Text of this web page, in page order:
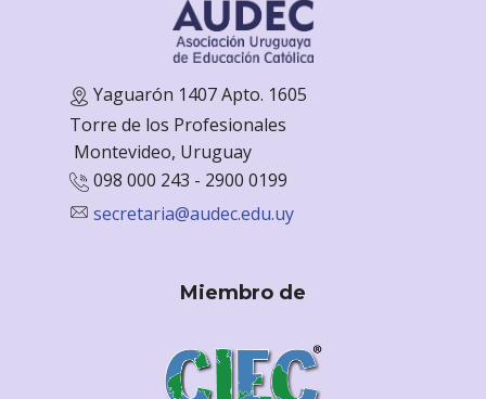
Yaguarón 1407 Apto. 1605
Torre de los Profesionales
Montevideo, Uruguay
098 000 243 - 2900 0199
secretaria@audec.edu.uy
Miembro de